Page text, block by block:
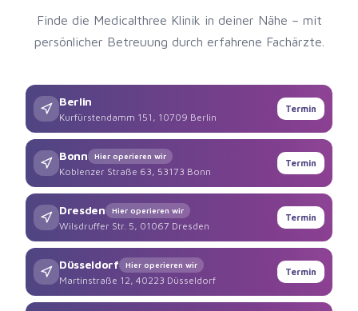
Finde die Medicalthree Klinik in deiner Nähe – mit
persönlicher Betreuung durch erfahrene Fachärzte.
Berlin
Kurfürstendamm 151, 10709 Berlin
Termin
Bonn Hier operieren wir
Koblenzer Straße 63, 53173 Bonn
Termin
Dresden Hier operieren wir
Wilsdruffer Str. 5, 01067 Dresden
Termin
Düsseldorf Hier operieren wir
Martinstraße 12, 40223 Düsseldorf
Termin